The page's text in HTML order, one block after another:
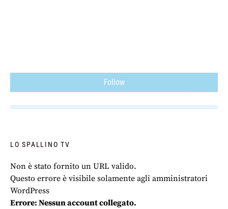
Follow
LO SPALLINO TV
Non è stato fornito un URL valido.
Questo errore è visibile solamente agli amministratori
WordPress
Errore: Nessun account collegato.